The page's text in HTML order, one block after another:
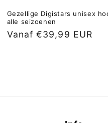
Gezellige Digistars unisex
alle seizoenen
Normale
Vanaf €39,99 EUR